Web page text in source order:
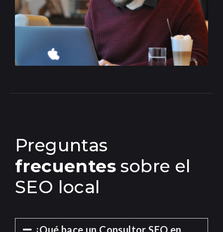
Preguntas
frecuentes sobre el
SEO local
¿Qué hace un Consultor SEO en